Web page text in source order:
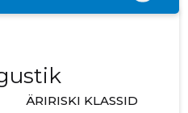
ÄRIRISKI KLASSID